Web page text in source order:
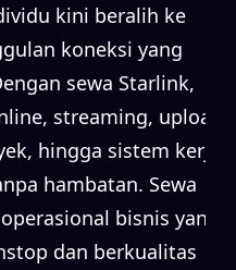
kini beralih ke
koneksi yang
sewa Starlink,
streaming, upload
hingga sistem kerja
hambatan. Sewa
bisnis yang
dan berkualitas